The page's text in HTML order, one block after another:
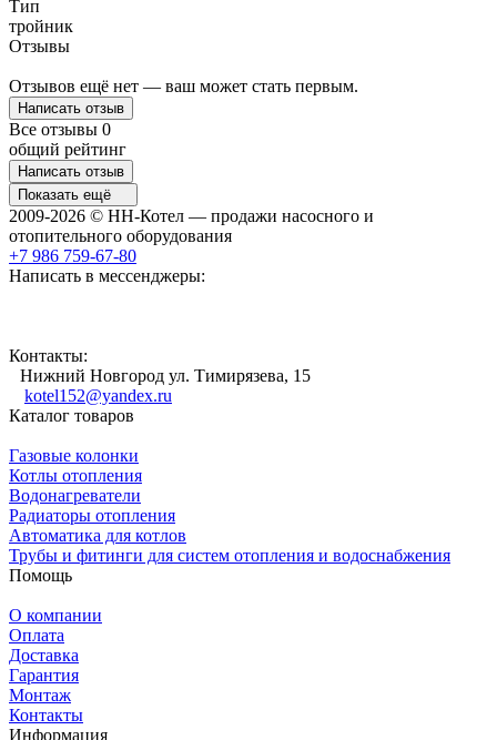
Тип
тройник
Отзывы
Отзывов ещё нет — ваш может стать первым.
Написать отзыв
Все отзывы 0
общий рейтинг
Написать отзыв
Показать ещё
2009-2026 © НН-Котел — продажи насосного и
отопительного оборудования
+7 986 759-67-80
Написать в мессенджеры:
Контакты:
Нижний Новгород ул. Тимирязева, 15
kotel152@yandex.ru
Каталог товаров
Газовые колонки
Котлы отопления
Водонагреватели
Радиаторы отопления
Автоматика для котлов
Трубы и фитинги для систем отопления и водоснабжения
Помощь
О компании
Оплата
Доставка
Гарантия
Монтаж
Контакты
Информация